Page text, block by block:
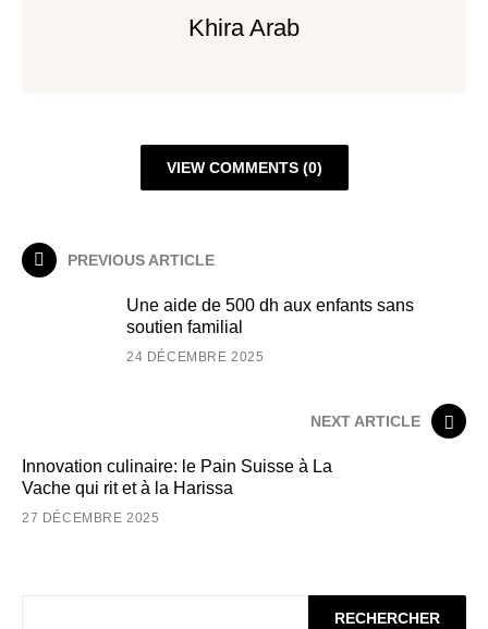
Khira Arab
VIEW COMMENTS (0)
PREVIOUS ARTICLE
Une aide de 500 dh aux enfants sans
soutien familial
24 DÉCEMBRE 2025
NEXT ARTICLE
Innovation culinaire: le Pain Suisse à La
Vache qui rit et à la Harissa
27 DÉCEMBRE 2025
RECHERCHER